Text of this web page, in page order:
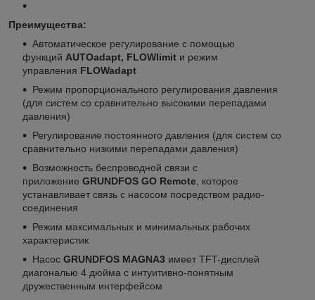
Преимущества:
Автоматическое регулирование с помощью
функций AUTOadapt, FLOWlimit и режим
управления FLOWadapt
Режим пропорционального регулирования давления
(для систем со сравнительно высокими перепадами
давления)
Регулирование постоянного давления (для систем со
сравнительно низкими перепадами давления)
Возможность беспроводной связи с
приложение GRUNDFOS GO Remote, которое
устанавливает связь с насосом посредством радио-
соединения
Режим максимальных и минимальных рабочих
характеристик
Насос GRUNDFOS MAGNA3 имеет TFT-дисплей
диагональю 4 дюйма с интуитивно-понятным
дружественным интерфейсом